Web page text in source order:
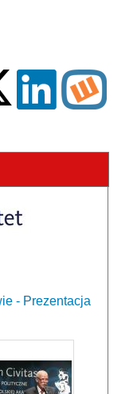
- Prezentacja